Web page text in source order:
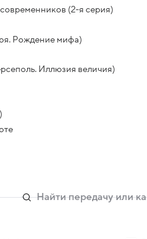
(2-я серия)
Рождение мифа)
Иллюзия величия)